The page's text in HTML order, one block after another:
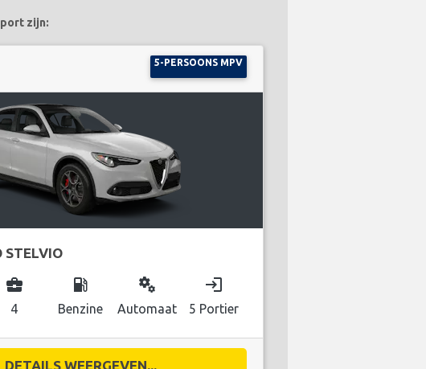
zijn:
5-PERSOONS MPV
STELVIO
business_center
4
local_gas_station
Benzine
miscellaneous_services
Automaat
login
5 Portier
DETAILS WEERGEVEN...